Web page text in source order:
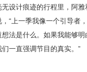
设计痕迹的行程里，阿雅
“ 上一季我像一个引导者
想法是什么 。如果我能够明
一直强调节目的真实。 ”